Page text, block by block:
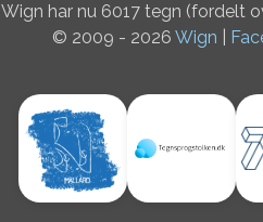
Wign har nu 6017 tegn (fordelt
© 2009 - 2026 Wign